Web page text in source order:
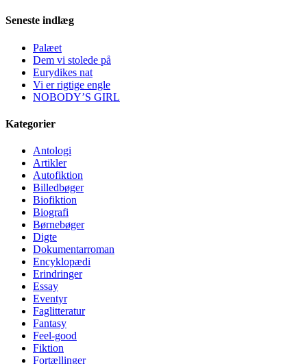
Seneste indlæg
Palæet
Dem vi stolede på
Eurydikes nat
Vi er rigtige engle
NOBODY’S GIRL
Kategorier
Antologi
Artikler
Autofiktion
Billedbøger
Biofiktion
Biografi
Børnebøger
Digte
Dokumentarroman
Encyklopædi
Erindringer
Essay
Eventyr
Faglitteratur
Fantasy
Feel-good
Fiktion
Fortællinger